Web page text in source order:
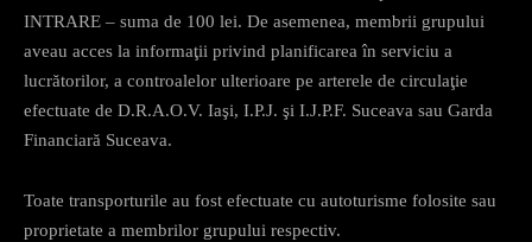
INTRARE – suma de 100 lei. De asemenea, membrii grupului
aveau acces la informaţii privind planificarea în serviciu a
lucrătorilor, a controalelor ulterioare pe arterele de circulaţie
efectuate de D.R.A.O.V. Iaşi, I.P.J. şi I.J.P.F. Suceava sau Garda
Financiară Suceava.
Toate transporturile au fost efectuate cu autoturisme folosite sau
proprietate a membrilor grupului respectiv.